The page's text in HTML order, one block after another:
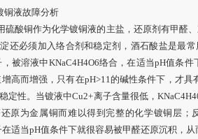
铜液故障分析
硫酸铜作为化学镀铜液的主盐，还原剂有甲醛
还必须加入络合剂和稳定剂，酒石酸盐是最
，被溶液中KNaC4H4O6络合，在适当pH值条
增高而增强，只有在pH>11的碱性条件下，才
定性。当镀液中Cu2+离子含量很低，
原为金属铜而难以得到完整的化学镀铜层；
在适当pH值条件下就很容易被甲醛还原沉积，从